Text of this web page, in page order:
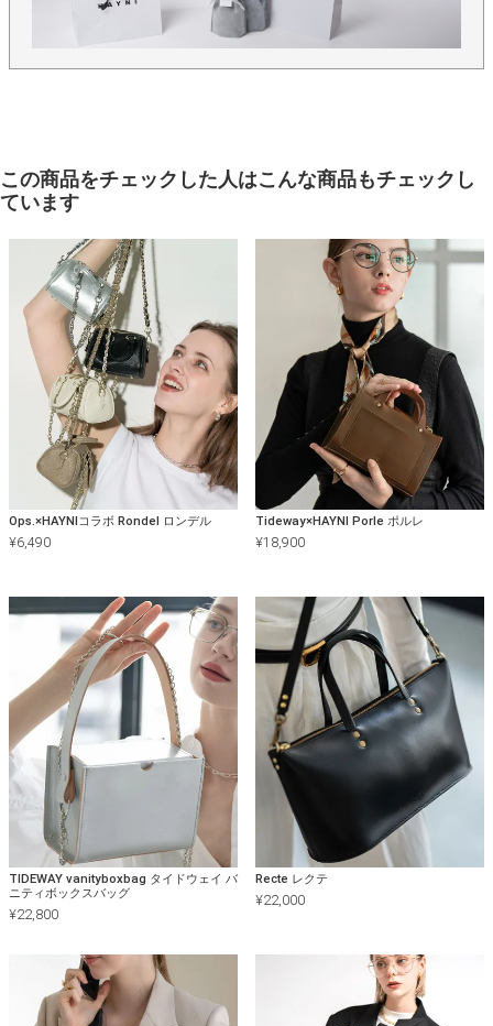
この商品をチェックした人はこんな商品もチェックし
ています
Ops.×HAYNIコラボ Rondel ロンデル
¥6,490
Tideway×HAYNI Porle ポルレ
¥18,900
TIDEWAY vanityboxbag タイドウェイ バ
ニティボックスバッグ
¥22,800
Recte レクテ
¥22,000